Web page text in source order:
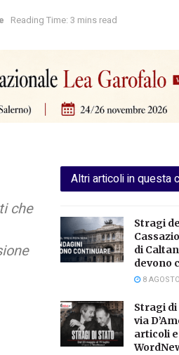
Reading Time: 3 mins read
Altri articoli in questa
Stragi
di
devono
8
Stragi di
via
articoli
che